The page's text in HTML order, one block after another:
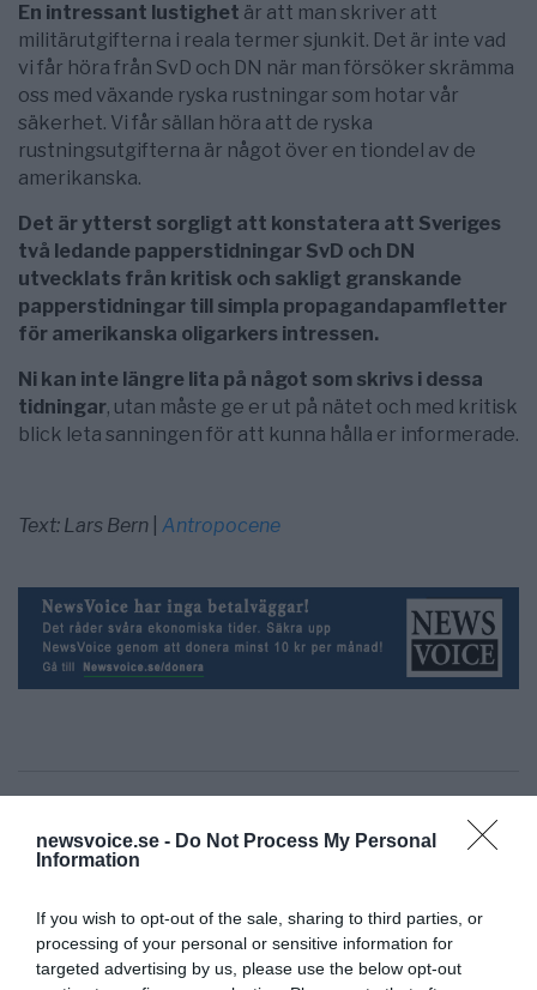
newsvoice.se - Do Not Process My Personal
Information
If you wish to opt-out of the sale, sharing to third parties, or
processing of your personal or sensitive information for
targeted advertising by us, please use the below opt-out
En intressant lustighet är att man skriver att
militärutgifterna i reala termer sjunkit. Det är inte vad
vi får höra från SvD och DN när man försöker skrämma
oss med växande ryska rustningar som hotar vår
säkerhet. Vi får sällan höra att de ryska
rustningsutgifterna är något över en tiondel av de
amerikanska.
Det är ytterst sorgligt att konstatera att Sveriges
två ledande papperstidningar SvD och DN
utvecklats från kritisk och sakligt granskande
papperstidningar till simpla propagandapamfletter
för amerikanska oligarkers intressen.
Ni kan inte längre lita på något som skrivs i dessa
tidningar, utan måste ge er ut på nätet och med kritisk
blick leta sanningen för att kunna hålla er informerade.
Text: Lars Bern Antropocene
lars.bern@newsvoice.se